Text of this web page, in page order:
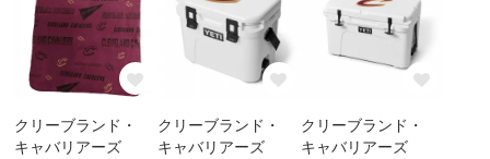
クリーブランド・
キャバリアーズ
クリーブランド・
キャバリアーズ
クリーブランド・
キャバリアーズ